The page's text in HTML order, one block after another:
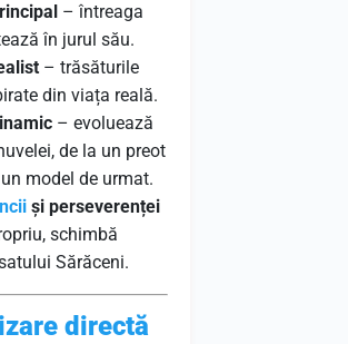
– întreaga
în jurul său.
– trăsăturile
din viața reală.
– evoluează
de la un preot
model de urmat.
și perseverenței
schimbă
Sărăceni.
directă